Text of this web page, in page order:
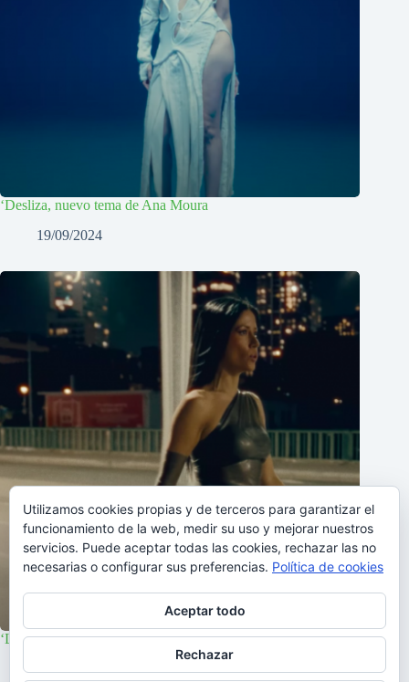
‘Desliza, nuevo tema de Ana Moura
19/09/2024
‘Lá vai ela’, nuevo tema de Ana Moura
03/11/2023
Utilizamos cookies propias y de terceros para garantizar el
funcionamiento de la web, medir su uso y mejorar nuestros
servicios. Puede aceptar todas las cookies, rechazar las no
necesarias o configurar sus preferencias. Política de cookies
Aceptar todo
Rechazar